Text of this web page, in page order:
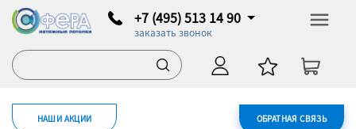
+7 (495) 513 14 90
заказать звонок
ОБРАТНАЯ СВЯЗЬ
НАШИ АКЦИИ